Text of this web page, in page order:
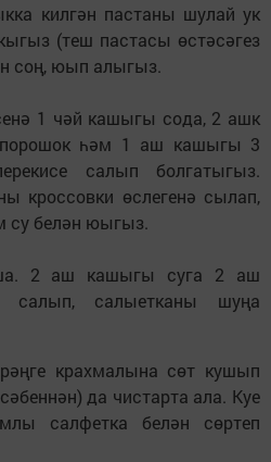
килгән пастаны шулай ук
(теш пастасы өстәсәгез
соң, юып алыгыз.
1 чәй кашыгы сода, 2 ашк
һәм 1 аш кашыгы 3
салып болгатыгыз.
кроссовки өслегенә сылап,
су белән юыгыз.
2 аш кашыгы суга 2 аш
салыетканы шуңа
крахмалына сөт кушып
да чистарта ала. Куе
салфетка белән сөртеп